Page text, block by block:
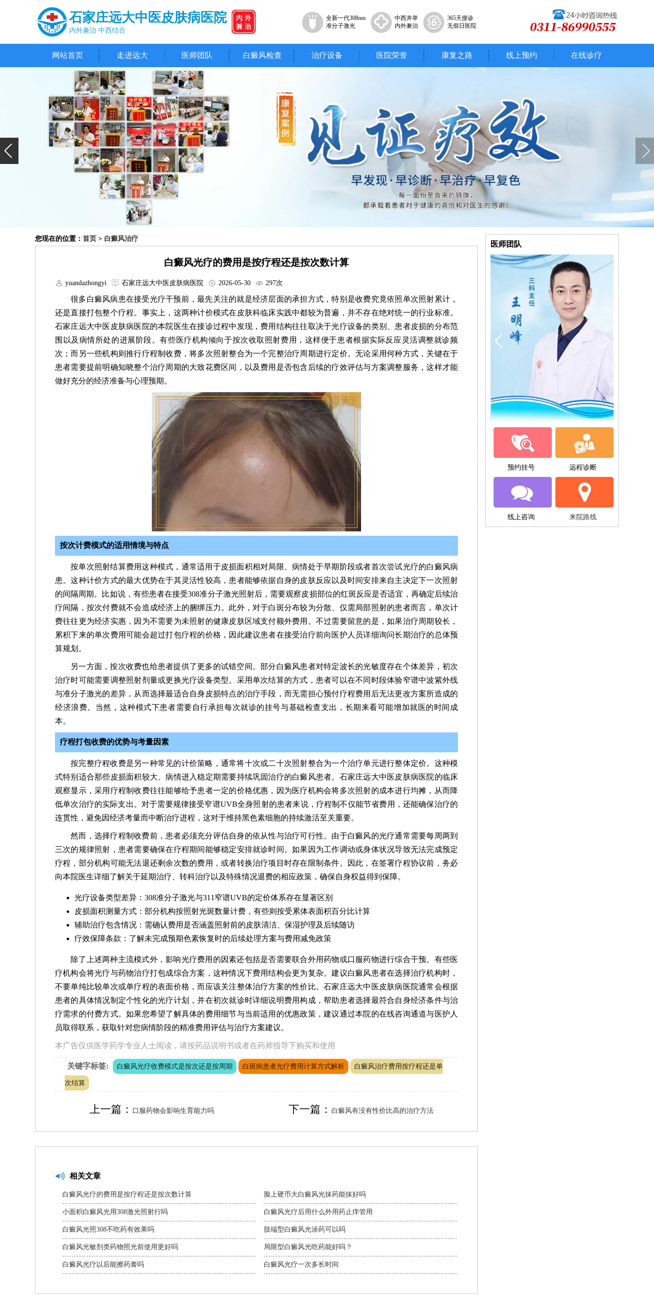
石家庄远大中医皮肤病医院
内外兼治 中西结合
全新一代308nm
准分子激光
中西并举
内外兼治
365天接诊
无假日医院
网站首页 走进远大 医师团队 白癜风检查 治疗设备 医院荣誉 康复之路 线上预约 在线诊疗
您现在的位置： 首页 > 白癜风治疗
白癜风光疗的费用是按疗程还是按次数计算
yuandazhongyi 石家庄远大中医皮肤病医院 2026-05-30 297次
很多白癜风病患在接受光疗干预前，最先关注的就是经济层面的承担方式，特别是收费究竟依照单次照射累计，
还是直接打包整个疗程。事实上，这两种计价模式在皮肤科临床实践中都较为普遍，并不存在绝对统一的行业标准。
石家庄远大中医皮肤病医院的本院医生在接诊过程中发现，费用结构往往取决于光疗设备的类别、患者皮损的分布范
围以及病情所处的进展阶段。有些医疗机构倾向于按次收取照射费用，这样便于患者根据实际反应灵活调整就诊频
次；而另一些机构则推行疗程制收费，将多次照射整合为一个完整治疗周期进行定价。无论采用何种方式，关键在于
患者需要提前明确知晓整个治疗周期的大致花费区间，以及费用是否包含后续的疗效评估与方案调整服务，这样才能
做好充分的经济准备与心理预期。
按次计费模式的适用情境与特点
按单次照射结算费用这种模式，通常适用于皮损面积相对局限、病情处于早期阶段或者首次尝试光疗的白癜风病
患。这种计价方式的最大优势在于其灵活性较高，患者能够依据自身的皮肤反应以及时间安排来自主决定下一次照射
的间隔周期。比如说，有些患者在接受308准分子激光照射后，需要观察皮损部位的红斑反应是否适宜，再确定后续治
疗间隔，按次付费就不会造成经济上的捆绑压力。此外，对于白斑分布较为分散、仅需局部照射的患者而言，单次计
费往往更为经济实惠，因为不需要为未照射的健康皮肤区域支付额外费用。不过需要留意的是，如果治疗周期较长，
累积下来的单次费用可能会超过打包疗程的价格，因此建议患者在接受治疗前向医护人员详细询问长期治疗的总体预
算规划。
另一方面，按次收费也给患者提供了更多的试错空间。部分白癜风患者对特定波长的光敏度存在个体差异，初次
治疗时可能需要调整照射剂量或更换光疗设备类型。采用单次结算的方式，患者可以在不同时段体验窄谱中波紫外线
与准分子激光的差异，从而选择最适合自身皮损特点的治疗手段，而无需担心预付疗程费用后无法更改方案所造成的
经济浪费。当然，这种模式下患者需要自行承担每次就诊的挂号与基础检查支出，长期来看可能增加就医的时间成
本。
疗程打包收费的优势与考量因素
按完整疗程收费是另一种常见的计价策略，通常将十次或二十次照射整合为一个治疗单元进行整体定价。这种模
式特别适合那些皮损面积较大、病情进入稳定期需要持续巩固治疗的白癜风患者。石家庄远大中医皮肤病医院的临床
观察显示，采用疗程制收费往往能够给予患者一定的价格优惠，因为医疗机构会将多次照射的成本进行均摊，从而降
低单次治疗的实际支出。对于需要规律接受窄谱UVB全身照射的患者来说，疗程制不仅能节省费用，还能确保治疗的
连贯性，避免因经济考量而中断治疗进程，这对于维持黑色素细胞的持续激活至关重要。
然而，选择疗程制收费前，患者必须充分评估自身的依从性与治疗可行性。由于白癜风的光疗通常需要每周两到
三次的规律照射，患者需要确保在疗程期间能够稳定安排就诊时间。如果因为工作调动或身体状况导致无法完成预定
疗程，部分机构可能无法退还剩余次数的费用，或者转换治疗项目时存在限制条件。因此，在签署疗程协议前，务必
向本院医生详细了解关于延期治疗、转科治疗以及特殊情况退费的相应政策，确保自身权益得到保障。
光疗设备类型差异：308准分子激光与311窄谱UVB的定价体系存在显著区别
皮损面积测量方式：部分机构按照射光斑数量计费，有些则按受累体表面积百分比计算
辅助治疗包含情况：需确认费用是否涵盖照射前的皮肤清洁、保湿护理及后续随访
疗效保障条款：了解未完成预期色素恢复时的后续处理方案与费用减免政策
除了上述两种主流模式外，影响光疗费用的因素还包括是否需要联合外用药物或口服药物进行综合干预。有些医
疗机构会将光疗与药物治疗打包成综合方案，这种情况下费用结构会更为复杂。建议白癜风患者在选择治疗机构时，
不要单纯比较单次或单疗程的表面价格，而应该关注整体治疗方案的性价比。石家庄远大中医皮肤病医院通常会根据
患者的具体情况制定个性化的光疗计划，并在初次就诊时详细说明费用构成，帮助患者选择最符合自身经济条件与治
疗需求的付费方式。如果您希望了解具体的费用细节与当前适用的优惠政策，建议通过本院的在线咨询通道与医护人
员取得联系，获取针对您病情阶段的精准费用评估与治疗方案建议。
本广告仅供医学药学专业人士阅读，请按药品说明书或者在药师指导下购买和使用
关键字标签: 白癜风光疗收费模式是按次还是按周期 白斑病患者光疗费用计算方式解析 白癜风治疗费用按疗程还是单
次结算
上一篇： 口服药物会影响生育能力吗 下一篇： 白癜风有没有性价比高的治疗方法
相关文章
白癜风光疗的费用是按疗程还是按次数计算
小面积白癜风光用308激光照射行吗
白癜风光照308不吃药有效果吗
白癜风光敏剂类药物照光前使用更好吗
白癜风光疗以后能擦药膏吗
脸上硬币大白癜风光抹药能抹好吗
白癜风光疗后用什么外用药止痒管用
肢端型白癜风光涂药可以吗
局限型白癜风光吃药能好吗？
白癜风光疗一次多长时间
医师团队
预约挂号 远程诊断
线上咨询 来院路线